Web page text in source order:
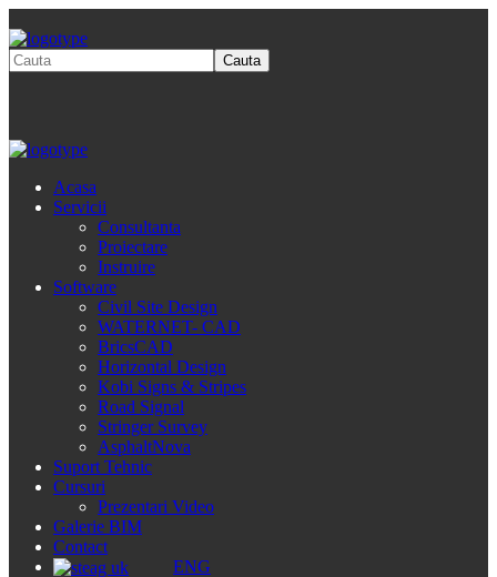
Acasa
Servicii
Consultanta
Proiectare
Instruire
Software
Civil Site Design
WATERNET- CAD
BricsCAD
Horizontal Design
Kobi Signs & Stripes
Road Signal
Stringer Survey
AsphaltNova
Suport Tehnic
Cursuri
Prezentari Video
Galerie BIM
Contact
ENG